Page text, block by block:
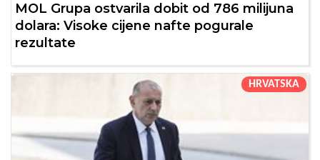
MOL Grupa ostvarila dobit od 786 milijuna
dolara: Visoke cijene nafte pogurale
rezultate
HRVATSKA